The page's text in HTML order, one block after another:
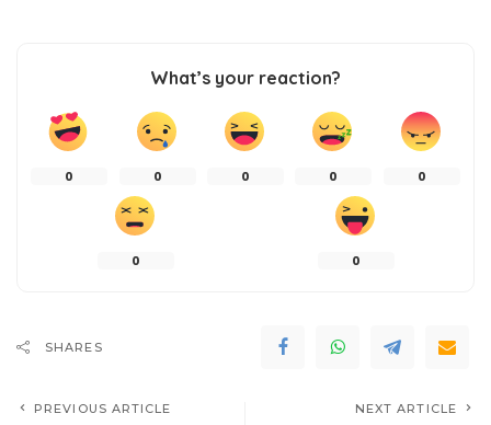
What’s your reaction?
0 0 0 0 0
0 0
SHARES
PREVIOUS ARTICLE NEXT ARTICLE